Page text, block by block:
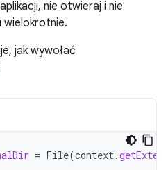
nie otwieraj i nie
wielokrotnie.
jak wywołać
= File(context.